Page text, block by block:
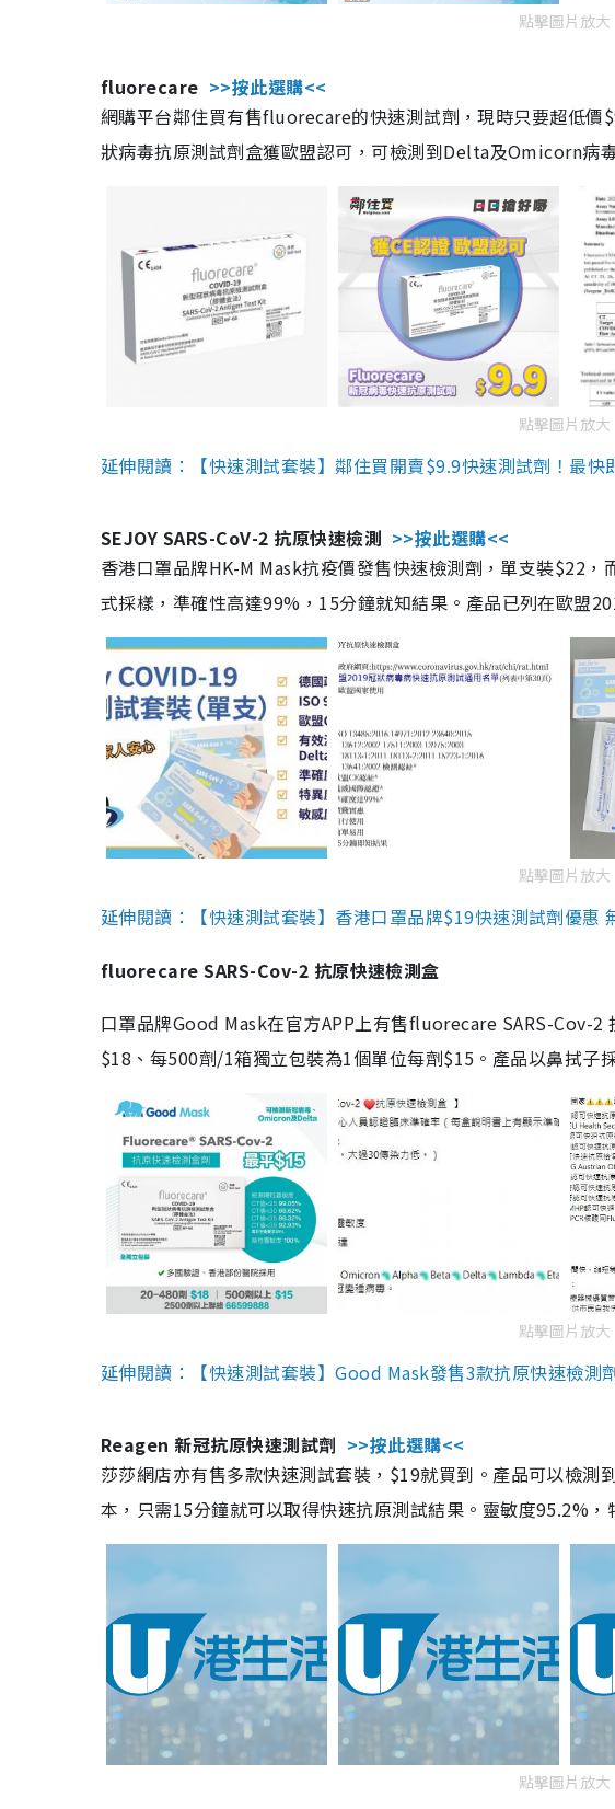
點擊圖片放大
fluorecare >>按此選購<<
網購平台鄰住買有售fluorecare的快速測試劑，現時只要超低
狀病毒抗原測試劑盒獲歐盟認可，可檢測到Delta及Omicorn病
點擊圖片放大
延伸閱讀：【快速測試套裝】鄰住買開賣$9.9快速測試劑！最快
SEJOY SARS-CoV-2 抗原快速檢測 >>按此選購<<
香港口罩品牌HK-M Mask抗疫價發售快速檢測劑，單支裝$22
式採樣，準確性高達99%，15分鐘就知結果。產品已列在歐盟
點擊圖片放大
延伸閱讀：【快速測試套裝】香港口罩品牌$19快速測試劑優
fluorecare SARS-Cov-2 抗原快速檢測盒
口罩品牌Good Mask在官方APP上有售fluorecare SARS-Cov-
$18、每500劑/1箱獨立包裝為1個單位每劑$15。產品以鼻拭子
點擊圖片放大
延伸閱讀：【快速測試套裝】Good Mask發售3款抗原快速檢
Reagen 新冠抗原快速測試劑 >>按此選購<<
莎莎網店亦有售多款快速測試套裝，$19就買到。產品可以檢
本，只需15分鐘就可以取得快速抗原測試結果。靈敏度95.2%，
點擊圖片放大